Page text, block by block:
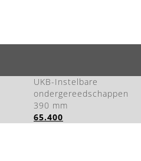
UKB-Instelbare
ondergereedschappen
390 mm
65.400